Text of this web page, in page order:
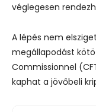
véglegesen
A lépés nem
megállapodást
Commissionnel
kaphat a jövőbeli